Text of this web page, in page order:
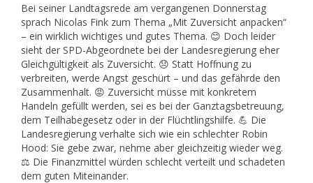
Bei seiner Landtagsrede am vergangenen Donnerstag
sprach Nicolas Fink zum Thema „Mit Zuversicht anpacken“
– ein wirklich wichtiges und gutes Thema. 😊 Doch leider
sieht der SPD-Abgeordnete bei der Landesregierung eher
Gleichgültigkeit als Zuversicht. 😞 Statt Hoffnung zu
verbreiten, werde Angst geschürt – und das gefährde den
Zusammenhalt. 😡 Zuversicht müsse mit konkretem
Handeln gefüllt werden, sei es bei der Ganztagsbetreuung,
dem Teilhabegesetz oder in der Flüchtlingshilfe. 💪 Die
Landesregierung verhalte sich wie ein schlechter Robin
Hood: Sie gebe zwar, nehme aber gleichzeitig wieder weg.
⚖️ Die Finanzmittel würden schlecht verteilt und schadeten
dem guten Miteinander.